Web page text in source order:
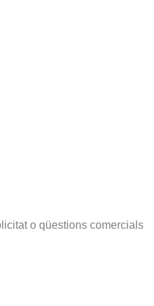
o qüestions comercials